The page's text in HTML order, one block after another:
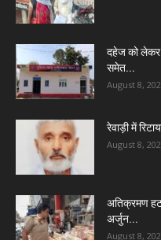
दहेज को लेकर
समेत...
August 8,
रेवाड़ी में
August 8,
अतिक्रमण
अर्जुन...
August 8,